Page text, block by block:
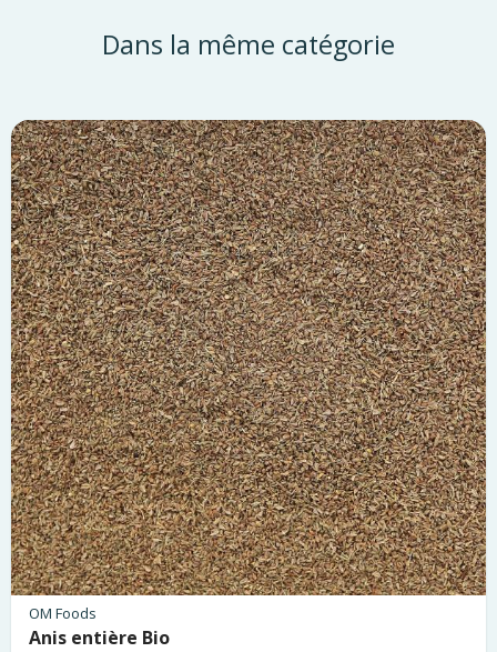
Dans la même catégorie
OM Foods
Anis entière Bio